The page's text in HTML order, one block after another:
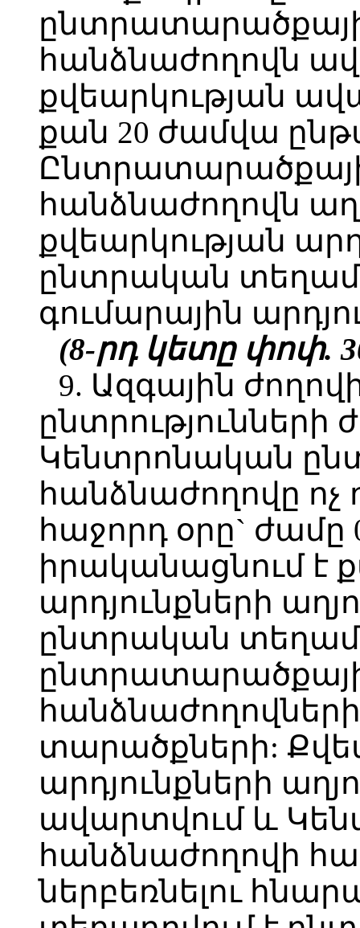
հանձնաժողովն
քվեարկության
քան 20 ժամվա
հանձնաժողովն
քվեարկության
ընտրական
գումարային
(8-րդ կետը փոփ.
9. Ազգային
Կենտրոնական
հանձնաժողովը ոչ
հաջորդ օրը` ժամը
իրականացնում է
արդյունքների
ընտրական
տարածքների:
արդյունքների
ավարտվում և
հանձնաժողովի
ներբեռնելու